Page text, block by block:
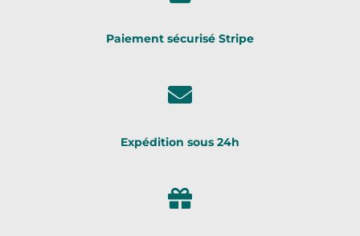
Paiement sécurisé Stripe
Expédition sous 24h